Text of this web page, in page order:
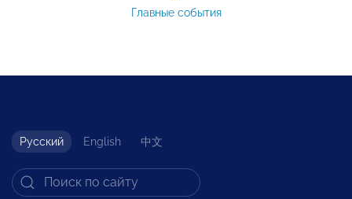
Главные события
Русский English 中文